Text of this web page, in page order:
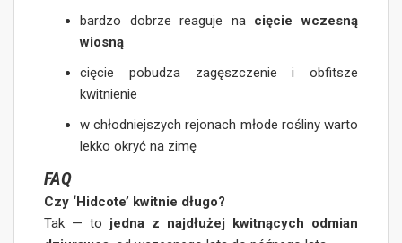
bardzo dobrze reaguje na cięcie wczesną
wiosną
cięcie pobudza zagęszczenie i obfitsze
kwitnienie
w chłodniejszych rejonach młode rośliny warto
lekko okryć na zimę
FAQ
Czy ‘Hidcote’ kwitnie długo?
Tak — to jedna z najdłużej kwitnących odmian